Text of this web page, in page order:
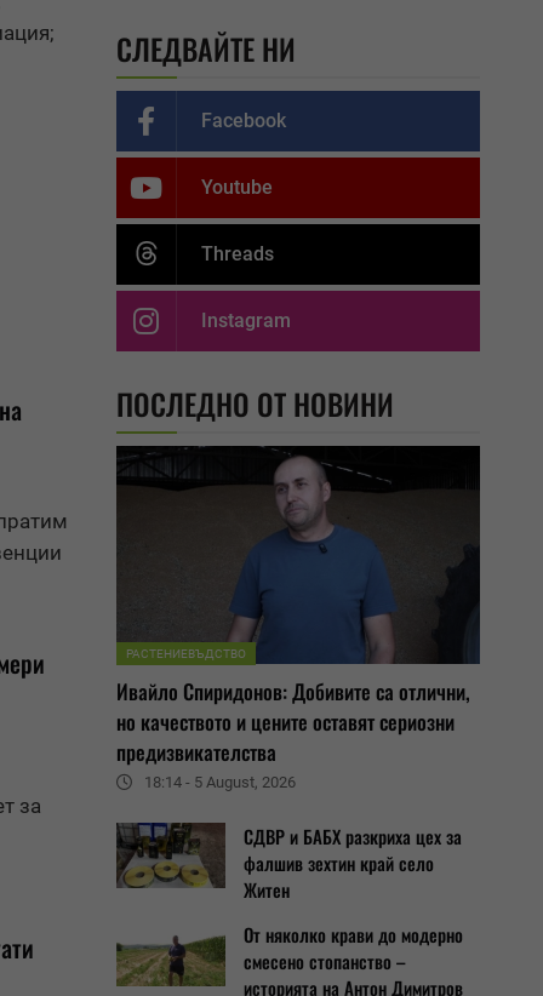
за
СЛЕДВАЙТЕ НИ
Facebook
Youtube
Threads
Instagram
ПОСЛЕДНО ОТ НОВИНИ
РАСТЕНИЕВЪДСТВО
Ивайло Спиридонов: Добивите са отлични,
но качеството и цените оставят сериозни
предизвикателства
18:14 - 5 August, 2026
СДВР и БАБХ разкриха цех за
фалшив зехтин край село
Житен
От няколко крави до модерно
смесено стопанство –
историята на Антон Димитров